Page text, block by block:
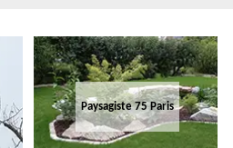
Paysagiste 75 Paris